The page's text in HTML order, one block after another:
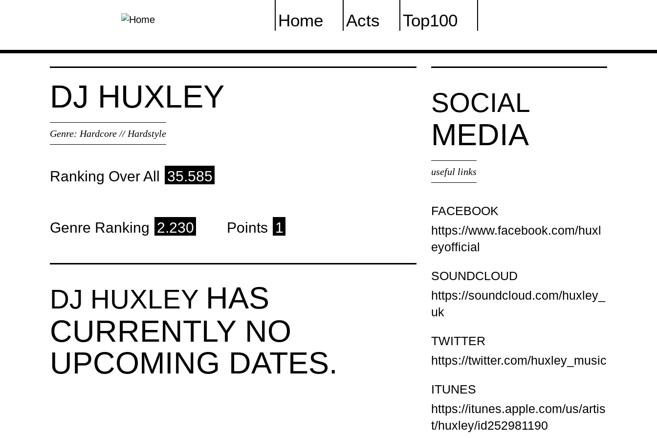
Home Acts Top100
DJ HUXLEY
Genre: Hardcore // Hardstyle
Ranking Over All 35.585
Genre Ranking 2.230 Points 1
DJ HUXLEY HAS
CURRENTLY NO
UPCOMING DATES.
SOCIAL
MEDIA
useful links
FACEBOOK
https://www.facebook.com/huxl
eyofficial
SOUNDCLOUD
https://soundcloud.com/huxley_
uk
TWITTER
https://twitter.com/huxley_music
ITUNES
https://itunes.apple.com/us/artis
t/huxley/id252981190